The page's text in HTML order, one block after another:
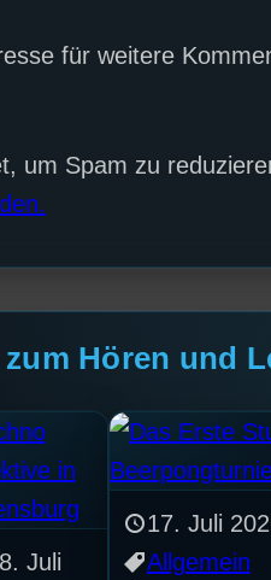
für weitere
um Spam zu
Hören und
Juli
17. Juli
Allgemein